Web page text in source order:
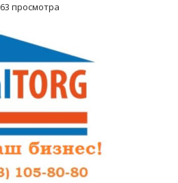
63 просмотра